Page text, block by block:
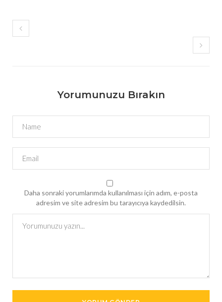
Yorumunuzu Bırakın
Daha sonraki yorumlarımda kullanılması için adım, e-posta
adresim ve site adresim bu tarayıcıya kaydedilsin.